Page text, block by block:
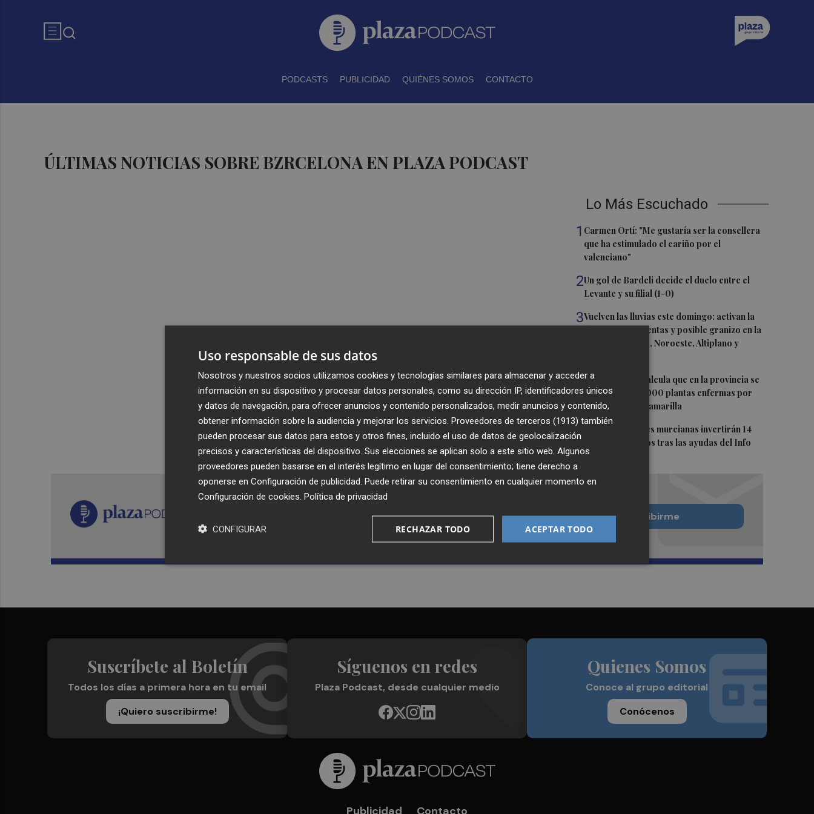
PODCASTS PUBLICIDAD QUIÉNES SOMOS CONTACTO
ÚLTIMAS NOTICIAS SOBRE BZRCELONA EN PLAZA PODCAST
Lo Más Escuchado
1 Carmen Ortí: "Me gustaría ser la consellera
que ha estimulado el cariño por el
valenciano"
2Un gol de Bardeli decide el duelo entre el
Levante y su filial (1-0)
3Vuelven las lluvias este domingo: activan la
alerta por tormentas y posible granizo en la
Vega del Segura, Noroeste, Altiplano y
4Asaja Alicante calcula que en la provincia se
arrancarán 50.000 plantas enfermas por
clorosis nervial amarilla
5
Más de 90 pymes murcianas invertirán 14
millones de euros tras las ayudas del Info
Recibe toda la actualidad de
Plaza Podcast en tu correo
Quiero suscribirme
Suscríbete al Boletín
Todos los días a primera hora en tu email
¡Quiero suscribirme!
Síguenos en redes
Plaza Podcast, desde cualquier medio
Quienes Somos
Conoce al grupo editorial
Conócenos
Publicidad Contacto
Uso responsable de sus datos
Nosotros y nuestros socios utilizamos cookies y tecnologías similares para almacenar y acceder a
información en su dispositivo y procesar datos personales, como su dirección IP, identificadores únicos
y datos de navegación, para ofrecer anuncios y contenido personalizados, medir anuncios y contenido,
obtener información sobre la audiencia y mejorar los servicios. Proveedores de terceros (1913) también
pueden procesar sus datos para estos y otros fines, incluido el uso de datos de geolocalización
precisos y características del dispositivo. Sus elecciones se aplican solo a este sitio web. Algunos
proveedores pueden basarse en el interés legítimo en lugar del consentimiento; tiene derecho a
oponerse en Configuración de publicidad . Puede retirar su consentimiento en cualquier momento en
Configuración de cookies Política de privacidad
ACEPTAR TODO
RECHAZAR TODO
CONFIGURAR